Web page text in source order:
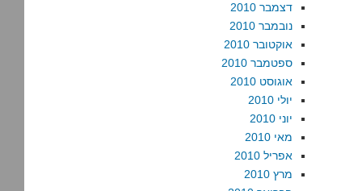
דצמבר 2010
נובמבר 2010
אוקטובר 2010
ספטמבר 2010
אוגוסט 2010
יולי 2010
יוני 2010
מאי 2010
אפריל 2010
מרץ 2010